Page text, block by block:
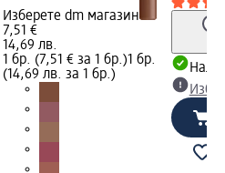
Изберете dm магазин
7,51 €
14,69 лв.
1 бр. (7,51 € за 1 бр.)1 бр.
(14,69 лв. за 1 бр.)